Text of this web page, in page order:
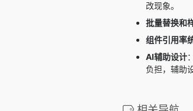
改现象。
批量替换和
组件引用率
AI辅助设计
负担，辅助